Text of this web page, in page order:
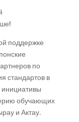
поддержке
по
стандартов в
инициативы
обучающих
и Актау.